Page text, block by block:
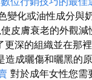
變化或油性成分與
皮膚衰老的外觀減
深的組織並在那
成曬傷和曬黑的
對於成年女性您需